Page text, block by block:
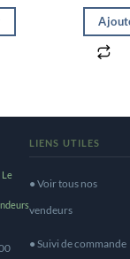
Le
LIENS UTILES
● Voir tous nos
vendeurs
● Suivi de commande